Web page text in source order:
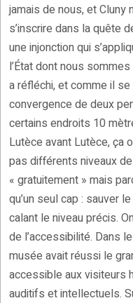
jamais de nous, et Cluny
s’inscrire dans la quête
une injonction qui
l’État dont nous
a réfléchi, et comme il
convergence de deux
certains endroits 10
Lutèce avant Lutèce, ça
pas différents niveaux
« gratuitement » mais
qu’un seul cap : sauver
calant le niveau précis.
de l’accessibilité. Dans
musée avait réussi le
accessible aux visiteurs
auditifs et intellectuels.